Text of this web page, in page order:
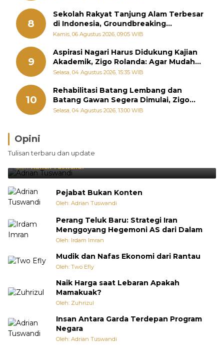
8
Sekolah Rakyat Tanjung Alam Terbesar
di Indonesia, Groundbreaking
September
Kamis, 06 Agustus 2026, 09:05 WIB
9
Aspirasi Nagari Harus Didukung Kajian
Akademik, Zigo Rolanda: Agar Mudah
Diperjuangkan di Kementerian
Selasa, 04 Agustus 2026, 15:35 WIB
10
Rehabilitasi Batang Lembang dan
Batang Gawan Segera Dimulai, Zigo
Rolanda Pastikan Proyek Berjalan
Selasa, 04 Agustus 2026, 13:00 WIB
Opini
Tulisan terbaru dan update
Brasil Lebih Diunggulkan, tetapi Jepang Selalu
Punya Cara Membuat Kejutan
Oleh:Adrian Tuswandi
Pejabat Bukan Konten
Oleh: Adrian Tuswandi
Perang Teluk Baru: Strategi Iran
Menggoyang Hegemoni AS dari Dalam
Oleh: Irdam Imran
Mudik dan Nafas Ekonomi dari Rantau
Oleh: Two Efly
Naik Harga saat Lebaran Apakah
Mamakuak?
Oleh: Zuhrizul
Insan Antara Garda Terdepan Program
Negara
Oleh: Adrian Tuswandi